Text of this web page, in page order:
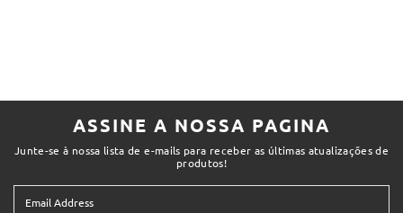
ASSINE A NOSSA PAGINA
Junte-se à nossa lista de e-mails para receber as últimas atualizações de
produtos!